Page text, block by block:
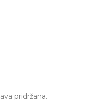
pridržana.